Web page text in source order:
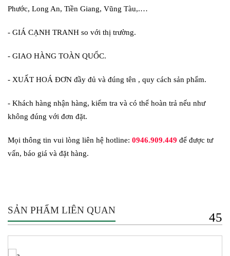
Phước, Long An, Tiền Giang, Vũng Tàu,.…
- GIÁ CẠNH TRANH so với thị trường.
- GIAO HÀNG TOÀN QUỐC.
- XUẤT HOÁ ĐƠN đầy đủ và đúng tên , quy cách sản phẩm.
- Khách hàng nhận hàng, kiểm tra và có thể hoàn trả nếu như
không đúng với đơn đặt.
Mọi thông tin vui lòng liên hệ hotline: 0946.909.449 để được tư
vấn, báo giá và đặt hàng.
SẢN PHẨM LIÊN QUAN